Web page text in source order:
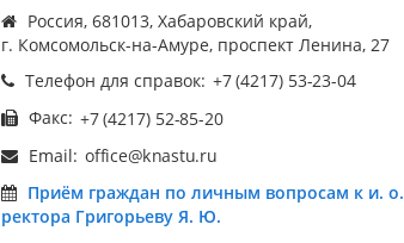
Россия, 681013, Хабаровский край,
г. Комсомольск-на-Амуре, проспект Ленина, 27
Телефон для справок:
Факс:
Email:
Приём граждан по личным вопросам к и. о.
ректора Григорьеву Я. Ю.